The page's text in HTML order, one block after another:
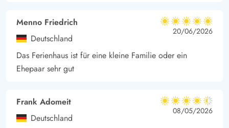
Menno Friedrich
Deutschland
5 von 5
5 von 5
5 out of 5
20/06/2026
Das Ferienhaus ist für eine kleine Familie oder ein
Ehepaar sehr gut
Frank Adomeit
Deutschland
4.5 von 5
4.5 von 5
4.5 out of 5
08/05/2026